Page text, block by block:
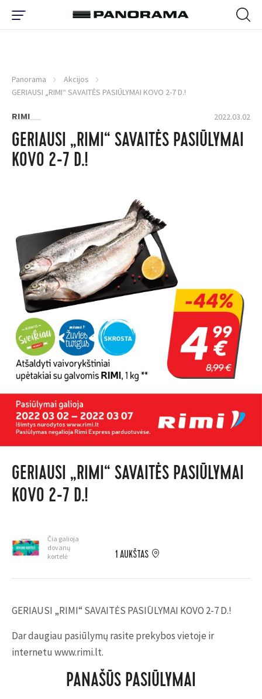
Panorama
Akcijos
GERIAUSI „RIMI“ SAVAITĖS PASIŪLYMAI KOVO 2-7 D.!
RIMI 2022.03.02
GERIAUSI „RIMI“ SAVAITĖS PASIŪLYMAI
KOVO 2-7 D.!
GERIAUSI „RIMI“ SAVAITĖS PASIŪLYMAI
KOVO 2-7 D.!
Čia galioja
dovanų
kortelė
1 AUKŠTAS
GERIAUSI „RIMI“ SAVAITĖS PASIŪLYMAI KOVO 2-7 D.!
Dar daugiau pasiūlymų rasite prekybos vietoje ir
internetu www.rimi.lt.
PANAŠŪS PASIŪLYMAI